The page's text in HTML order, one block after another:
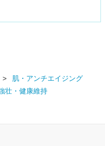
肌・アンチエイジング
壮・健康維持